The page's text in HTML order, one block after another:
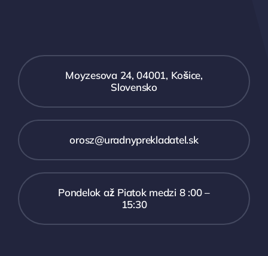
Moyzesova 24, 04001, Košice,
Slovensko
orosz@uradnyprekladatel.sk
Pondelok až Piatok medzi 8 :00 –
15:30